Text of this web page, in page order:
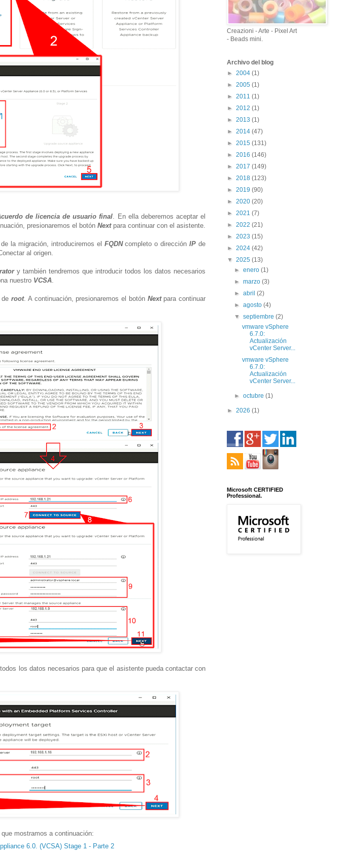
de licencia de usuario final. En ella deberemos aceptar el
presionaremos el botón Nextpara continuar con el asistente.
la migración, introduciremos el FQDNcompleto o direcciónIP de
al origen.
y también tendremos que introducir todos los datos necesarios
nuestro VCSA.
deroot. A continuación, presionaremos el botón Nextpara continuar
los datos necesarios para que el asistente pueda contactar con
mostramos a continuación:
6.0. (VCSA) Stage 1 - Parte 2
Creazioni - Arte - Pixel Art
- Beads mini.
Archivo del blog
► 2004 (1)
► 2005 (1)
► 2011 (1)
► 2012 (1)
► 2013 (1)
► 2014 (47)
► 2015 (131)
► 2016 (146)
► 2017 (149)
► 2018 (123)
► 2019 (90)
► 2020 (20)
► 2021 (7)
► 2022 (21)
► 2023 (15)
► 2024 (42)
▼ 2025 (13)
►enero(1)
►marzo(3)
►abril(2)
►agosto(4)
▼septiembre(2)
vmware vSphere
6.7.0:
Actualización
vCenter Server...
vmware vSphere
6.7.0:
Actualización
vCenter Server...
►octubre(1)
► 2026 (1)
Microsoft CERTIFIED
Professional.